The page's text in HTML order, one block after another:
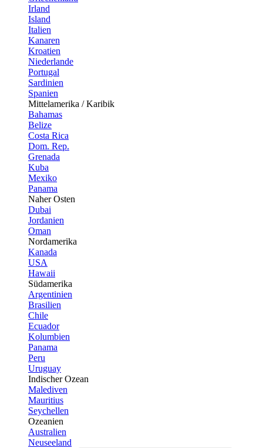
Irland
Island
Italien
Kanaren
Kroatien
Niederlande
Portugal
Sardinien
Spanien
Mittelamerika / Karibik
Bahamas
Belize
Costa Rica
Dom. Rep.
Grenada
Kuba
Mexiko
Panama
Naher Osten
Dubai
Jordanien
Oman
Nordamerika
Kanada
USA
Hawaii
Südamerika
Argentinien
Brasilien
Chile
Ecuador
Kolumbien
Panama
Peru
Uruguay
Indischer Ozean
Malediven
Mauritius
Seychellen
Ozeanien
Australien
Neuseeland